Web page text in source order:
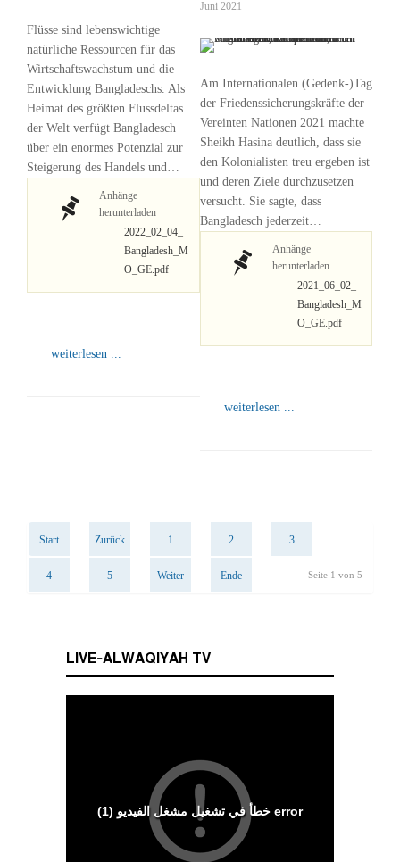
Flüsse sind lebenswichtige
natürliche Ressourcen für das
Wirtschaftswachstum und die
Entwicklung Bangladeschs. Als
Heimat des größten Flussdeltas
der Welt verfügt Bangladesch
über ein enormes Potenzial zur
Steigerung des Handels und…
Anhänge
herunterladen
2022_02_04_
Bangladesh_M
O_GE.pdf
weiterlesen ...
Juni 2021
Am Internationalen (Gedenk-)Tag
der Friedenssicherungskräfte der
Vereinten Nationen 2021 machte
Sheikh Hasina deutlich, dass sie
den Kolonialisten treu ergeben ist
und deren Ziele durchzusetzen
versucht. Sie sagte, dass
Bangladesch jederzeit…
Anhänge
herunterladen
2021_06_02_
Bangladesh_M
O_GE.pdf
weiterlesen ...
Start Zurück 1 2 3
4 5 Weiter Ende Seite 1 von 5
LIVE-ALWAQIYAH TV